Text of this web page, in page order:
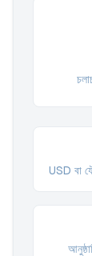
USD বা